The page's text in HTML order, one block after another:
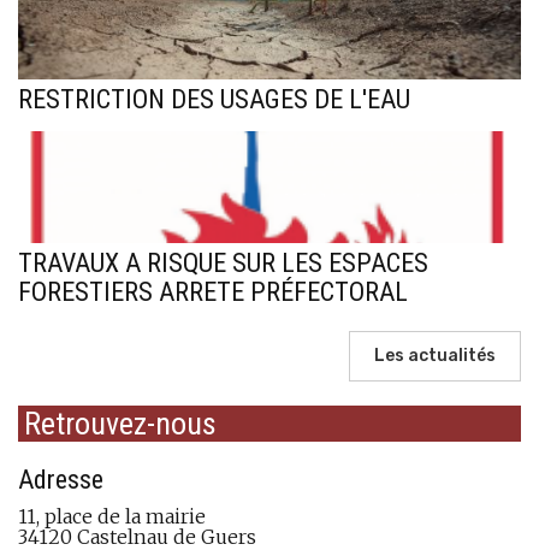
RESTRICTION DES USAGES DE L'EAU
TRAVAUX A RISQUE SUR LES ESPACES
FORESTIERS ARRETE PRÉFECTORAL
Les actualités
Retrouvez-nous
Adresse
11, place de la mairie
34120 Castelnau de Guers